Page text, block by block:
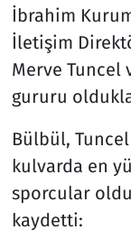
İbrahim
İletişim
Merve Tuncel
gururu
Bülbül, Tuncel
kulvarda en
sporcular
kaydetti: